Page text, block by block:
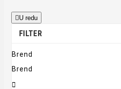
 U redu
FILTER
Brend
Brend
